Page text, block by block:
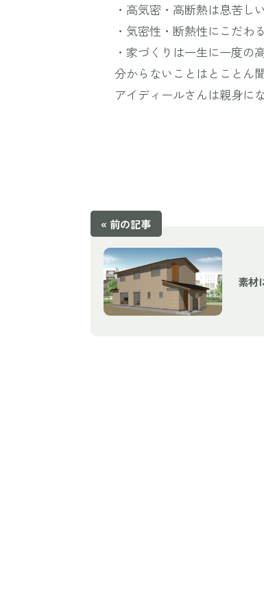
・高気密・高断熱は息苦し
・気密性・断熱性にこだわ
・家づくりは一生に一度の
分からないことはとことん
アイディールさんは親身に
« 前の記事
素材